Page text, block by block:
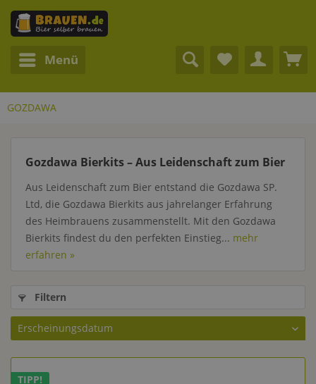
Menü
GOZDAWA
Gozdawa Bierkits – Aus Leidenschaft zum Bier
Aus Leidenschaft zum Bier entstand die Gozdawa SP.
Ltd, die Gozdawa Bierkits aus jahrelanger Erfahrung
des Heimbrauens zusammenstellt. Mit den Gozdawa
Bierkits findest du den perfekten Einstieg... mehr
erfahren »
Filtern
TIPP!